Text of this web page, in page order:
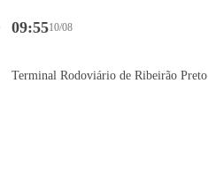
09:5510/08
Terminal Rodoviário de Ribeirão Preto